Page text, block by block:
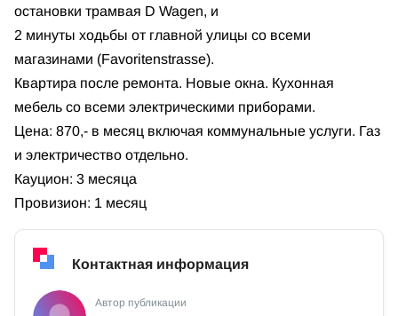
остановки трамвая D Wagen, и
2 минуты ходьбы от главной улицы со всеми
магазинами (Favoritenstrasse).
Квартира после ремонта. Новые окна. Кухонная
мебель со всеми электрическими приборами.
Цена: 870,- в месяц включая коммунальные услуги. Газ
и электричество отдельно.
Кауцион: 3 месяца
Провизион: 1 месяц
Контактная информация
Автор публикации